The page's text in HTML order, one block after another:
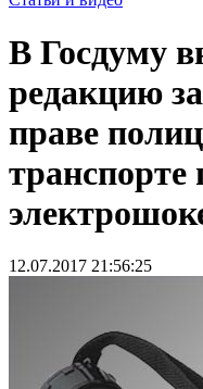
В Госдуму
редакцию
праве
12.07.2017 21:56:25